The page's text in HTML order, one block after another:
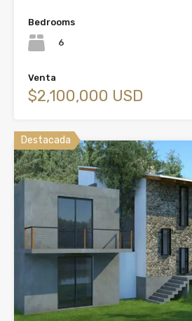
Bedrooms
6
Venta
$2,100,000 USD
Destacada